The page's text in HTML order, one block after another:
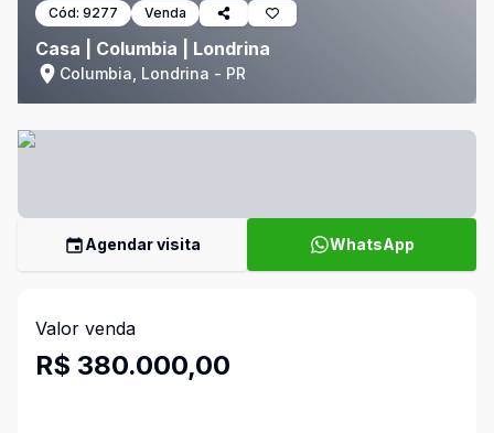
Cód: 9277 Venda
Casa | Columbia | Londrina
Columbia, Londrina - PR
Agendar visita WhatsApp
Valor venda
R$ 380.000,00